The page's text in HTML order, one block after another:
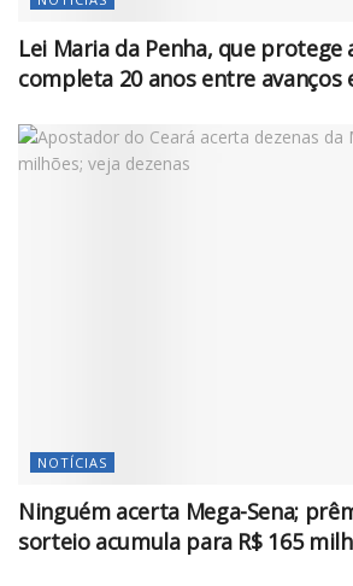
Lei Maria da Penha, que protege
completa 20 anos entre avanços
NOTÍCIAS
Ninguém acerta Mega-Sena;
sorteio acumula para R$ 165